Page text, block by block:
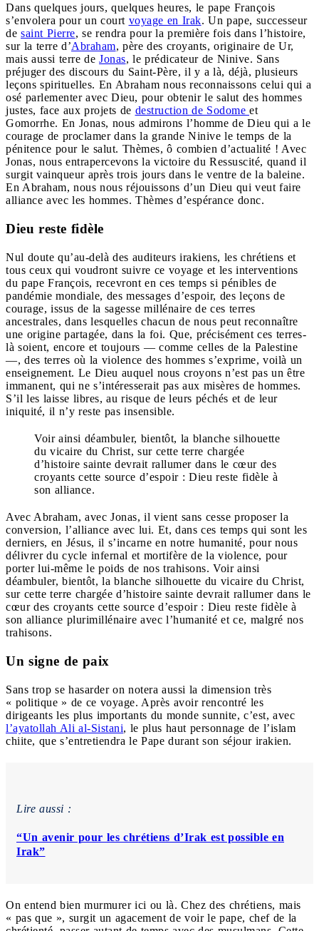
Dans quelques jours, quelques heures, le pape François
s’envolera pour un court voyage en Irak. Un pape, successeur
de saint Pierre, se rendra pour la première fois dans l’histoire,
sur la terre d’Abraham, père des croyants, originaire de Ur,
mais aussi terre de Jonas, le prédicateur de Ninive. Sans
préjuger des discours du Saint-Père, il y a là, déjà, plusieurs
leçons spirituelles. En Abraham nous reconnaissons celui qui a
osé parlementer avec Dieu, pour obtenir le salut des hommes
justes, face aux projets de destruction de Sodome et
Gomorrhe. En Jonas, nous admirons l’homme de Dieu qui a le
courage de proclamer dans la grande Ninive le temps de la
pénitence pour le salut. Thèmes, ô combien d’actualité ! Avec
Jonas, nous entrapercevons la victoire du Ressuscité, quand il
surgit vainqueur après trois jours dans le ventre de la baleine.
En Abraham, nous nous réjouissons d’un Dieu qui veut faire
alliance avec les hommes. Thèmes d’espérance donc.
Dieu reste fidèle
Nul doute qu’au-delà des auditeurs irakiens, les chrétiens et
tous ceux qui voudront suivre ce voyage et les interventions
du pape François, recevront en ces temps si pénibles de
pandémie mondiale, des messages d’espoir, des leçons de
courage, issus de la sagesse millénaire de ces terres
ancestrales, dans lesquelles chacun de nous peut reconnaître
une origine partagée, dans la foi. Que, précisément ces terres-
là soient, encore et toujours — comme celles de la Palestine
—, des terres où la violence des hommes s’exprime, voilà un
enseignement. Le Dieu auquel nous croyons n’est pas un être
immanent, qui ne s’intéresserait pas aux misères de hommes.
S’il les laisse libres, au risque de leurs péchés et de leur
iniquité, il n’y reste pas insensible.
Voir ainsi déambuler, bientôt, la blanche silhouette
du vicaire du Christ, sur cette terre chargée
d’histoire sainte devrait rallumer dans le cœur des
croyants cette source d’espoir : Dieu reste fidèle à
son alliance.
Avec Abraham, avec Jonas, il vient sans cesse proposer la
conversion, l’alliance avec lui. Et, dans ces temps qui sont les
derniers, en Jésus, il s’incarne en notre humanité, pour nous
délivrer du cycle infernal et mortifère de la violence, pour
porter lui-même le poids de nos trahisons. Voir ainsi
déambuler, bientôt, la blanche silhouette du vicaire du Christ,
sur cette terre chargée d’histoire sainte devrait rallumer dans le
cœur des croyants cette source d’espoir : Dieu reste fidèle à
son alliance plurimillénaire avec l’humanité et ce, malgré nos
trahisons.
Un signe de paix
Sans trop se hasarder on notera aussi la dimension très
« politique » de ce voyage. Après avoir rencontré les
dirigeants les plus importants du monde sunnite, c’est, avec
l’ayatollah Ali al-Sistani, le plus haut personnage de l’islam
chiite, que s’entretiendra le Pape durant son séjour irakien.
Lire aussi :
“Un avenir pour les chrétiens d’Irak est possible en
Irak”
On entend bien murmurer ici ou là. Chez des chrétiens, mais
« pas que », surgit un agacement de voir le pape, chef de la